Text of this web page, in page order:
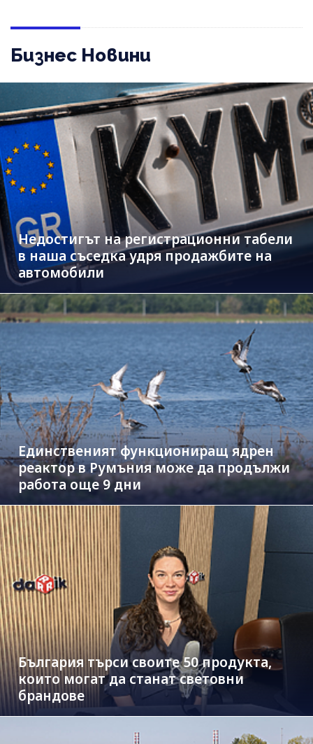
Бизнес Новини
Недостигът на регистрационни табели
в наша съседка удря продажбите на
автомобили
Единственият функциониращ ядрен
реактор в Румъния може да продължи
работа още 9 дни
България търси своите 50 продукта,
които могат да станат световни
брандове